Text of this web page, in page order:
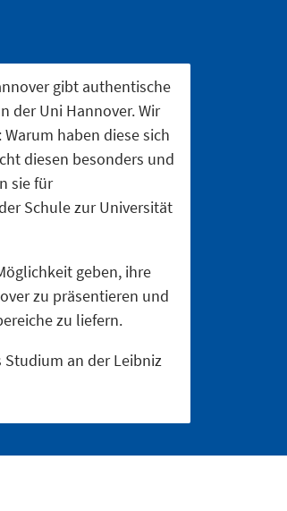
gibt authentische
der Uni Hannover. Wir
haben diese sich
diesen besonders und
sie für
Schule zur Universität
geben, ihre
zu präsentieren und
zu liefern.
Studium an der Leibniz